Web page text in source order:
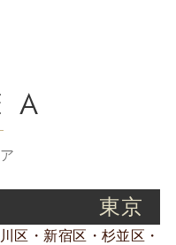
東京
区・新宿区・杉並区・